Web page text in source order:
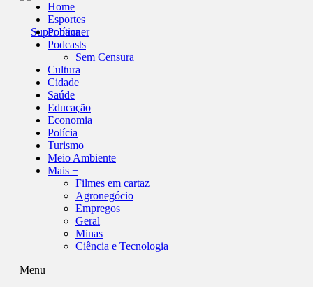
Home
Esportes
Política
Podcasts
Sem Censura
Cultura
Cidade
Saúde
Educação
Economia
Polícia
Turismo
Meio Ambiente
Mais +
Filmes em cartaz
Agronegócio
Empregos
Geral
Minas
Ciência e Tecnologia
Menu